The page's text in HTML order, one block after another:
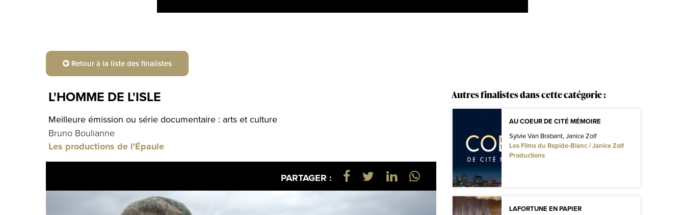
Retour à la liste des finalistes
L'HOMME DE L'ISLE
Meilleure émission ou série documentaire : arts et culture
Bruno Boulianne
Les productions de l'Épaule
PARTAGER :
Autres finalistes dans cette catégorie :
AU COEUR DE CITÉ MÉMOIRE
Sylvie Van Brabant, Janice Zolf
Les Films du Rapide-Blanc / Janice Zolf
Productions
LAFORTUNE EN PAPIER